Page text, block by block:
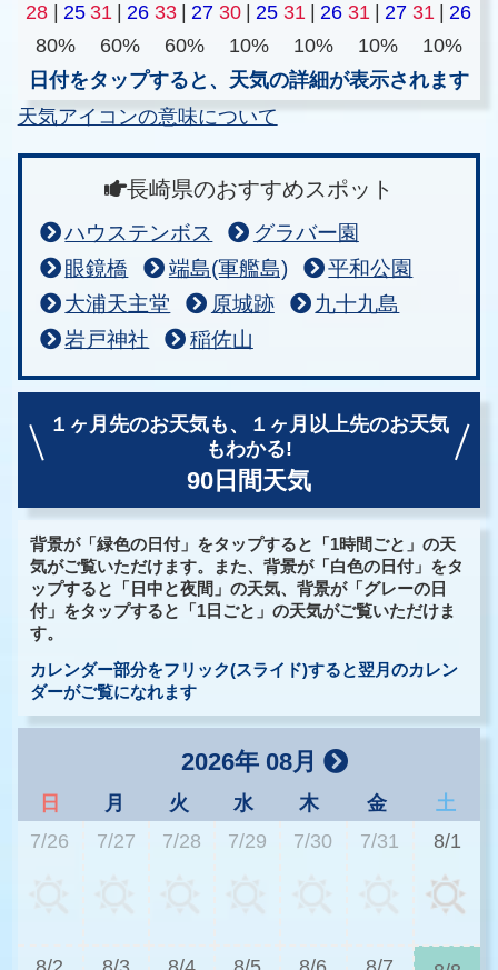
28 25 31 26 33 27 30 25 31 26 31 27 31
26
80%
60% 60% 10% 10% 10%
10%
日付をタップすると、天気の詳細が表示されます
天気アイコンの意味について
長崎県のおすすめスポット
ハウステンボス
グラバー園
眼鏡橋
端島(軍艦島)
平和公園
大浦天主堂
原城跡
九十九島
岩戸神社
稲佐山
１ヶ月先のお天気も、
１ヶ月以上先のお天気
もわかる!
90日間天気
背景が「緑色の日付」をタップすると「1時間ごと」の天
気がご覧いただけます。また、背景が「白色の日付」をタ
ップすると「日中と夜間」の天気、背景が「グレーの日
付」をタップすると「1日ごと」の天気がご覧いただけま
す。
カレンダー部分をフリック(スライド)すると翌月のカレン
ダーがご覧になれます
2026年 08月
日 月 火 水 木 金
土
7/26
7/27 7/28 7/29 7/30 7/31 8/1